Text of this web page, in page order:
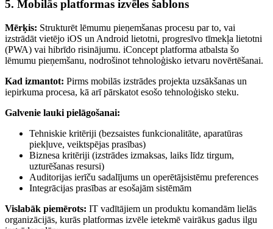
5. Mobilās platformas izvēles šablons
Mērķis: Strukturēt lēmumu pieņemšanas procesu par to, vai
izstrādāt vietējo iOS un Android lietotni, progresīvo tīmekļa lietotni
(PWA) vai hibrīdo risinājumu. iConcept platforma atbalsta šo
lēmumu pieņemšanu, nodrošinot tehnoloģisko ietvaru novērtēšanai.
Kad izmantot: Pirms mobilās izstrādes projekta uzsākšanas un
iepirkuma procesa, kā arī pārskatot esošo tehnoloģisko steku.
Galvenie lauki pielāgošanai:
Tehniskie kritēriji (bezsaistes funkcionalitāte, aparatūras
piekļuve, veiktspējas prasības)
Biznesa kritēriji (izstrādes izmaksas, laiks līdz tirgum,
uzturēšanas resursi)
Auditorijas ierīču sadalījums un operētājsistēmu preferences
Integrācijas prasības ar esošajām sistēmām
Vislabāk piemērots: IT vadītājiem un produktu komandām lielās
organizācijās, kurās platformas izvēle ietekmē vairākus gadus ilgu